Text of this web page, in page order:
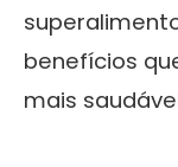
benefícios
mais